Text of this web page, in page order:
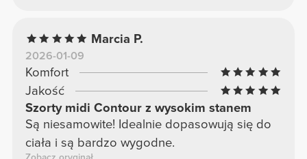
Marcia P.
2026-01-09
Komfort
Jakość
Szorty midi Contour z wysokim stanem
Są niesamowite! Idealnie dopasowują się do
ciała i są bardzo wygodne.